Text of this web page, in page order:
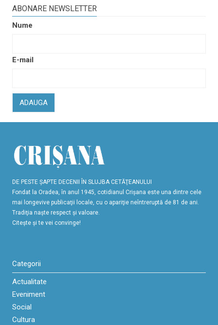
ABONARE NEWSLETTER
Nume
E-mail
ADAUGA
DE PESTE ŞAPTE DECENII ÎN SLUJBA CETĂŢEANULUI
Fondat la Oradea, în anul 1945, cotidianul Crişana este una dintre cele
mai longevive publicaţii locale, cu o apariţie neîntreruptă de 81 de ani.
Tradiţia naşte respect şi valoare.
Citeşte şi te vei convinge!
Categorii
Actualitate
Eveniment
Social
Cultura